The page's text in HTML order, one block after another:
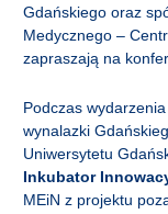
Gdańskiego oraz
Medycznego –
zapraszają na
Podczas
wynalazki
Uniwersytetu
Inkubator
MEiN z projektu